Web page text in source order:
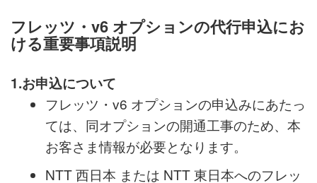
本サービスは、料金起算月から3ヶ月を最
低利用期間とします。
フレッツ・v6 オプションの代行申込にお
ける重要事項説明
1.お申込について